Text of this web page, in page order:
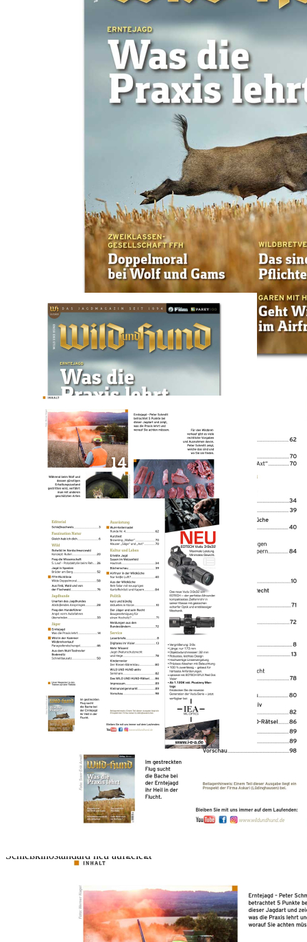
Artikel-Nr. 01202513E
Wild und Hund
2025/13
6,70 €
inkl. MwSt. zzgl. Versand
Auswählen
Ausgabenart
Print
6,70 €
Sofort lieferbar
Digital
5,70 € Sofort lieferbar
Zum Warenkorb hinzufügen
Zur Wunschliste hinzufügen
Sofort lieferbar
Beschreibung
Lesen Sie in der Wild und Hund Ausgabe 13/2025 auf über
90 Seiten interessante Artikel über z.B.
Was die Praxis lehrt
- ZWEIKLASSEN- GESELLSCHAFT FFH
Doppelmoral bei Wolf und Gams
Schießkinostandard neu aufgelegt
Das sind Ihre Pflichten
- GAREN MIT HEISSER LUFT
Geht Wild auch im Airfryer?